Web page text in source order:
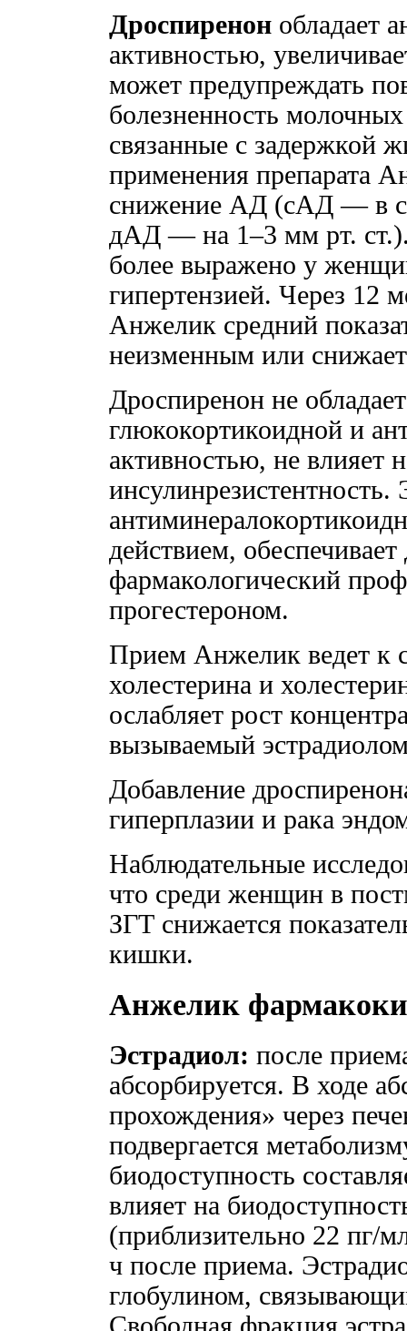
Дроспиренон обладает
активностью,
может предупреждать
болезненность
связанные с задержкой
применения препарата
снижение АД (сАД — в
дАД — на 1–3 мм рт.
более выражено у
гипертензией. Через 12
Анжелик средний
неизменным или
Дроспиренон не
глюкокортикоидной и
активностью, не влияет
инсулинрезистентность.
действием,
фармакологический
прогестероном.
Прием Анжелик ведет к
холестерина и
ослабляет рост
вызываемый
Добавление
гиперплазии и рака
Наблюдательные
что среди женщин в
ЗГТ снижается
кишки.
Анжелик
Эстрадиол: после
абсорбируется. В ходе
прохождения» через
подвергается
биодоступность
влияет на
(приблизительно 22 пг/
ч после приема.
глобулином,